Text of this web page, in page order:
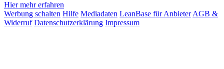
Hier mehr erfahren
Werbung schalten Hilfe Mediadaten LeanBase für Anbieter AGB &
Widerruf Datenschutzerklärung Impressum